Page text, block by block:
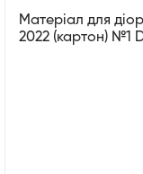
Матеріал для
2022 (картон) №1